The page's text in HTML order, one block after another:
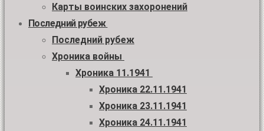
Карты воинских захоронений
Последний рубеж
Последний рубеж
Хроника войны
Хроника 11.1941
Хроника 22.11.1941
Хроника 23.11.1941
Хроника 24.11.1941